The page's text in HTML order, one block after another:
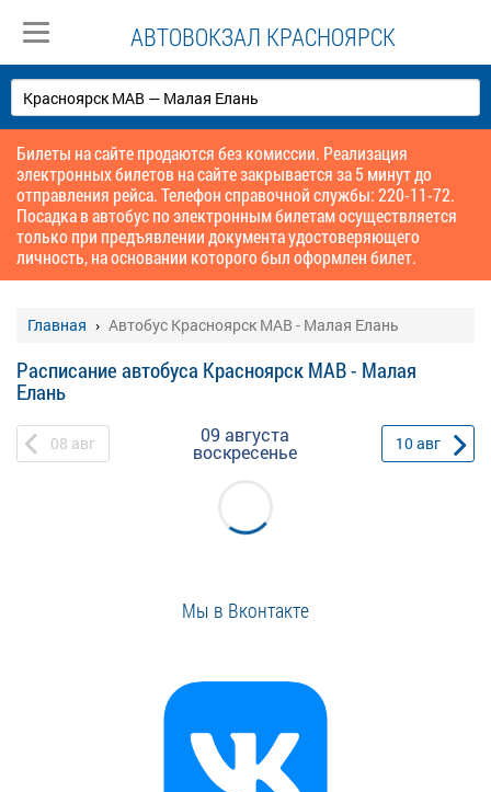
АВТОВОКЗАЛ КРАСНОЯРСК
Билеты на сайте продаются без комиссии. Реализация
электронных билетов на сайте закрывается за 5 минут до
отправления рейса. Телефон справочной службы: 220-11-72.
Посадка в автобус по электронным билетам осуществляется
только при предъявлении документа удостоверяющего
личность, на основании которого был оформлен билет.
Главная Автобус Красноярск МАВ - Малая Елань
Расписание автобуса Красноярск МАВ - Малая
Елань
08 авг 09 августа
воскресенье 10авг
Мы в Вконтакте